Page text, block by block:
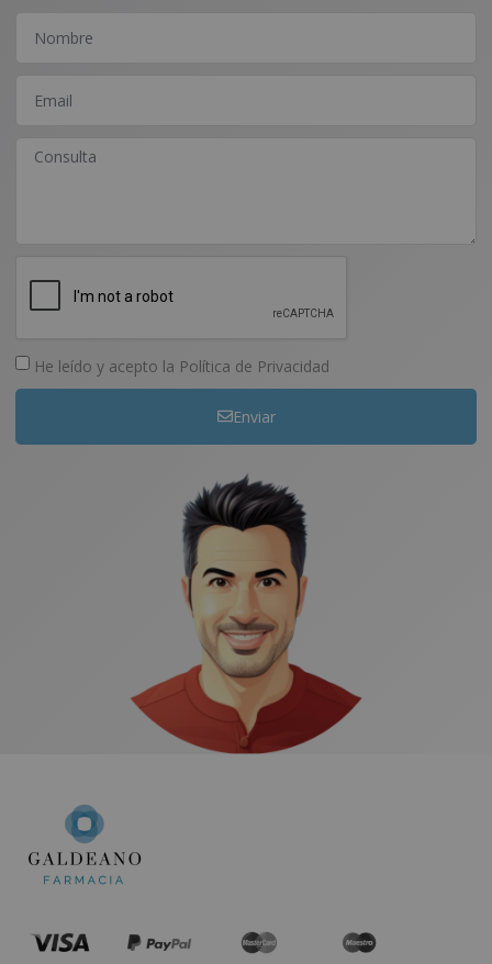
He leído y acepto la Política de Privacidad
Enviar